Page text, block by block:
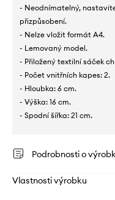
- Neodnímatelný,
přizpůsobení.
- Nelze vložit formát A4.
- Lemovaný model.
- Přiložený textilní sáček
- Počet vnitřních kapes: 2.
- Hloubka: 6 cm.
- Výška: 16 cm.
- Spodní šířka: 21 cm.
Podrobnosti o
Vlastnosti výrobku